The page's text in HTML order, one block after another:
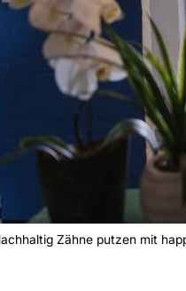
Zähne putzen mit